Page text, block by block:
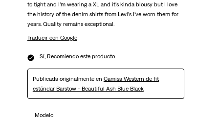
to tight and I’m wearing a XL and it’s kinda blousy but I love
the history of the denim shirts from Levi’s I’ve worn them for
years. Quality remains exceptional.
Traducir con Google
Sí, Recomiendo este producto.
Publicada originalmente en Camisa Western de fit
estándar Barstow - Beautiful Ash Blue Black
Modelo